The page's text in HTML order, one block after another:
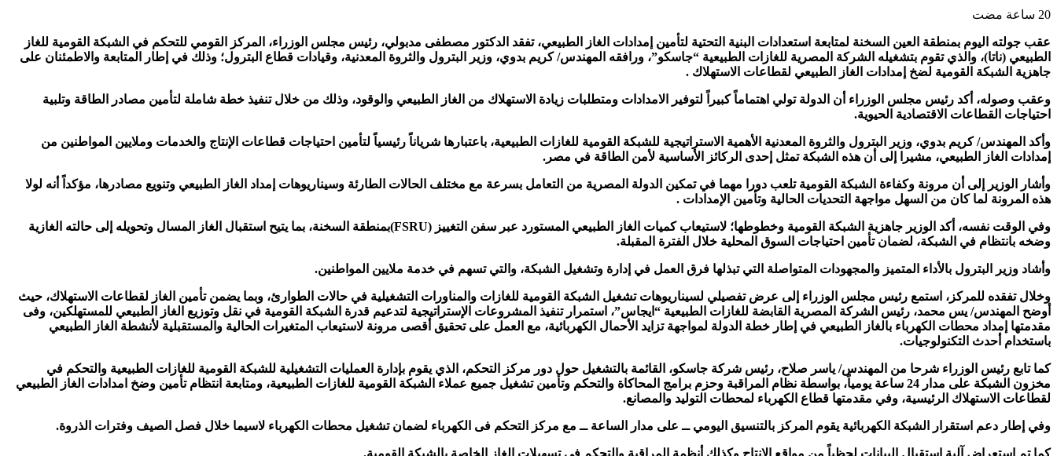
عقب جولته اليوم بمنطقة العين السخنة لمتابعة استعدادات البنية التحتية لتأمين إمدادات الغاز الطبيعي، تفقد الدكتور مصطفى مدبولي، رئيس مجلس الوزراء، المركز القومي للتحكم في الشبكة القومية للغاز
الطبيعي (ناتا)، والذي تقوم بتشغيله الشركة المصرية للغازات الطبيعية “جاسكو”، ورافقه المهندس/ كريم بدوي، وزير البترول والثروة المعدنية، وقيادات قطاع البترول؛ وذلك في إطار المتابعة والاطمئنان على
جاهزية الشبكة القومية لضخ إمدادات الغاز الطبيعي لقطاعات الاستهلاك .
وعقب وصوله، أكد رئيس مجلس الوزراء أن الدولة تولي اهتماماً كبيراً لتوفير الامدادات ومتطلبات زيادة الاستهلاك من الغاز الطبيعي والوقود، وذلك من خلال تنفيذ خطة شاملة لتأمين مصادر الطاقة وتلبية
احتياجات القطاعات الاقتصادية الحيوية.
وأكد المهندس/ كريم بدوي، وزير البترول والثروة المعدنية الأهمية الاستراتيجية للشبكة القومية للغازات الطبيعية، باعتبارها شرياناً رئيسياً لتأمين احتياجات قطاعات الإنتاج والخدمات وملايين المواطنين من
إمدادات الغاز الطبيعي، مشيرا إلى أن هذه الشبكة تمثل إحدى الركائز الأساسية لأمن الطاقة في مصر.
وأشار الوزير إلى أن مرونة وكفاءة الشبكة القومية تلعب دورا مهما في تمكين الدولة المصرية من التعامل بسرعة مع مختلف الحالات الطارئة وسيناريوهات إمداد الغاز الطبيعي وتنويع مصادرها، مؤكداً أنه لولا
هذه المرونة لما كان من السهل مواجهة التحديات الحالية وتأمين الإمدادات .
وفي الوقت نفسه، أكد الوزير جاهزية الشبكة القومية وخطوطها؛ لاستيعاب كميات الغاز الطبيعي المستورد عبر سفن التغييز (FSRU)بمنطقة السخنة، بما يتيح استقبال الغاز المسال وتحويله إلى حالته الغازية
وضخه بانتظام في الشبكة، لضمان تأمين احتياجات السوق المحلية خلال الفترة المقبلة.
وأشاد وزير البترول بالأداء المتميز والمجهودات المتواصلة التي تبذلها فرق العمل في إدارة وتشغيل الشبكة، والتي تسهم في خدمة ملايين المواطنين.
وخلال تفقده للمركز، استمع رئيس مجلس الوزراء إلى عرض تفصيلي لسيناريوهات تشغيل الشبكة القومية للغازات والمناورات التشغيلية في حالات الطوارئ، وبما يضمن تأمين الغاز لقطاعات الاستهلاك، حيث
أوضح المهندس/ يس محمد، رئيس الشركة المصرية القابضة للغازات الطبيعية “ايجاس”، استمرار تنفيذ المشروعات الإستراتيجية لتدعيم قدرة الشبكة القومية في نقل وتوزيع الغاز الطبيعي للمستهلكين، وفى
مقدمتها إمداد محطات الكهرباء بالغاز الطبيعي في إطار خطة الدولة لمواجهة تزايد الأحمال الكهربائية، مع العمل على تحقيق أقصى مرونة لاستيعاب المتغيرات الحالية والمستقبلية لأنشطة الغاز الطبيعي
باستخدام أحدث التكنولوجيات.
كما تابع رئيس الوزراء شرحا من المهندس/ ياسر صلاح، رئيس شركة جاسكو، القائمة بالتشغيل حول دور مركز التحكم، الذي يقوم بإدارة العمليات التشغيلية للشبكة القومية للغازات الطبيعية والتحكم في
مخزون الشبكة على مدار 24 ساعة يومياً، بواسطة نظام المراقبة وحزم برامج المحاكاة والتحكم وتأمين تشغيل جميع عملاء الشبكة القومية للغازات الطبيعية، ومتابعة انتظام تأمين وضخ امدادات الغاز الطبيعي
لقطاعات الاستهلاك الرئيسية، وفي مقدمتها قطاع الكهرباء لمحطات التوليد والمصانع.
وفي إطار دعم استقرار الشبكة الكهربائية يقوم المركز بالتنسيق اليومي ــ على مدار الساعة ــ مع مركز التحكم فى الكهرباء لضمان تشغيل محطات الكهرباء لاسيما خلال فصل الصيف وفترات الذروة.